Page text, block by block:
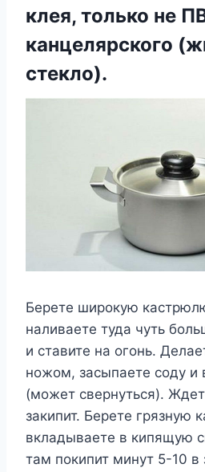
клея, только не
канцелярского
стекло).
Берете широкую
наливаете туда чуть
и ставите на огонь.
ножом, засыпаете соду и
(может свернуться).
закипит. Берете грязную
вкладываете в кипящую
там покипит минут 5-10 в